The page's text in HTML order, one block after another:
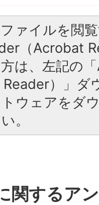
ァイルを閲
（Acrobat
は、左記の
）」ダ
ウェアをダ
。
関するア